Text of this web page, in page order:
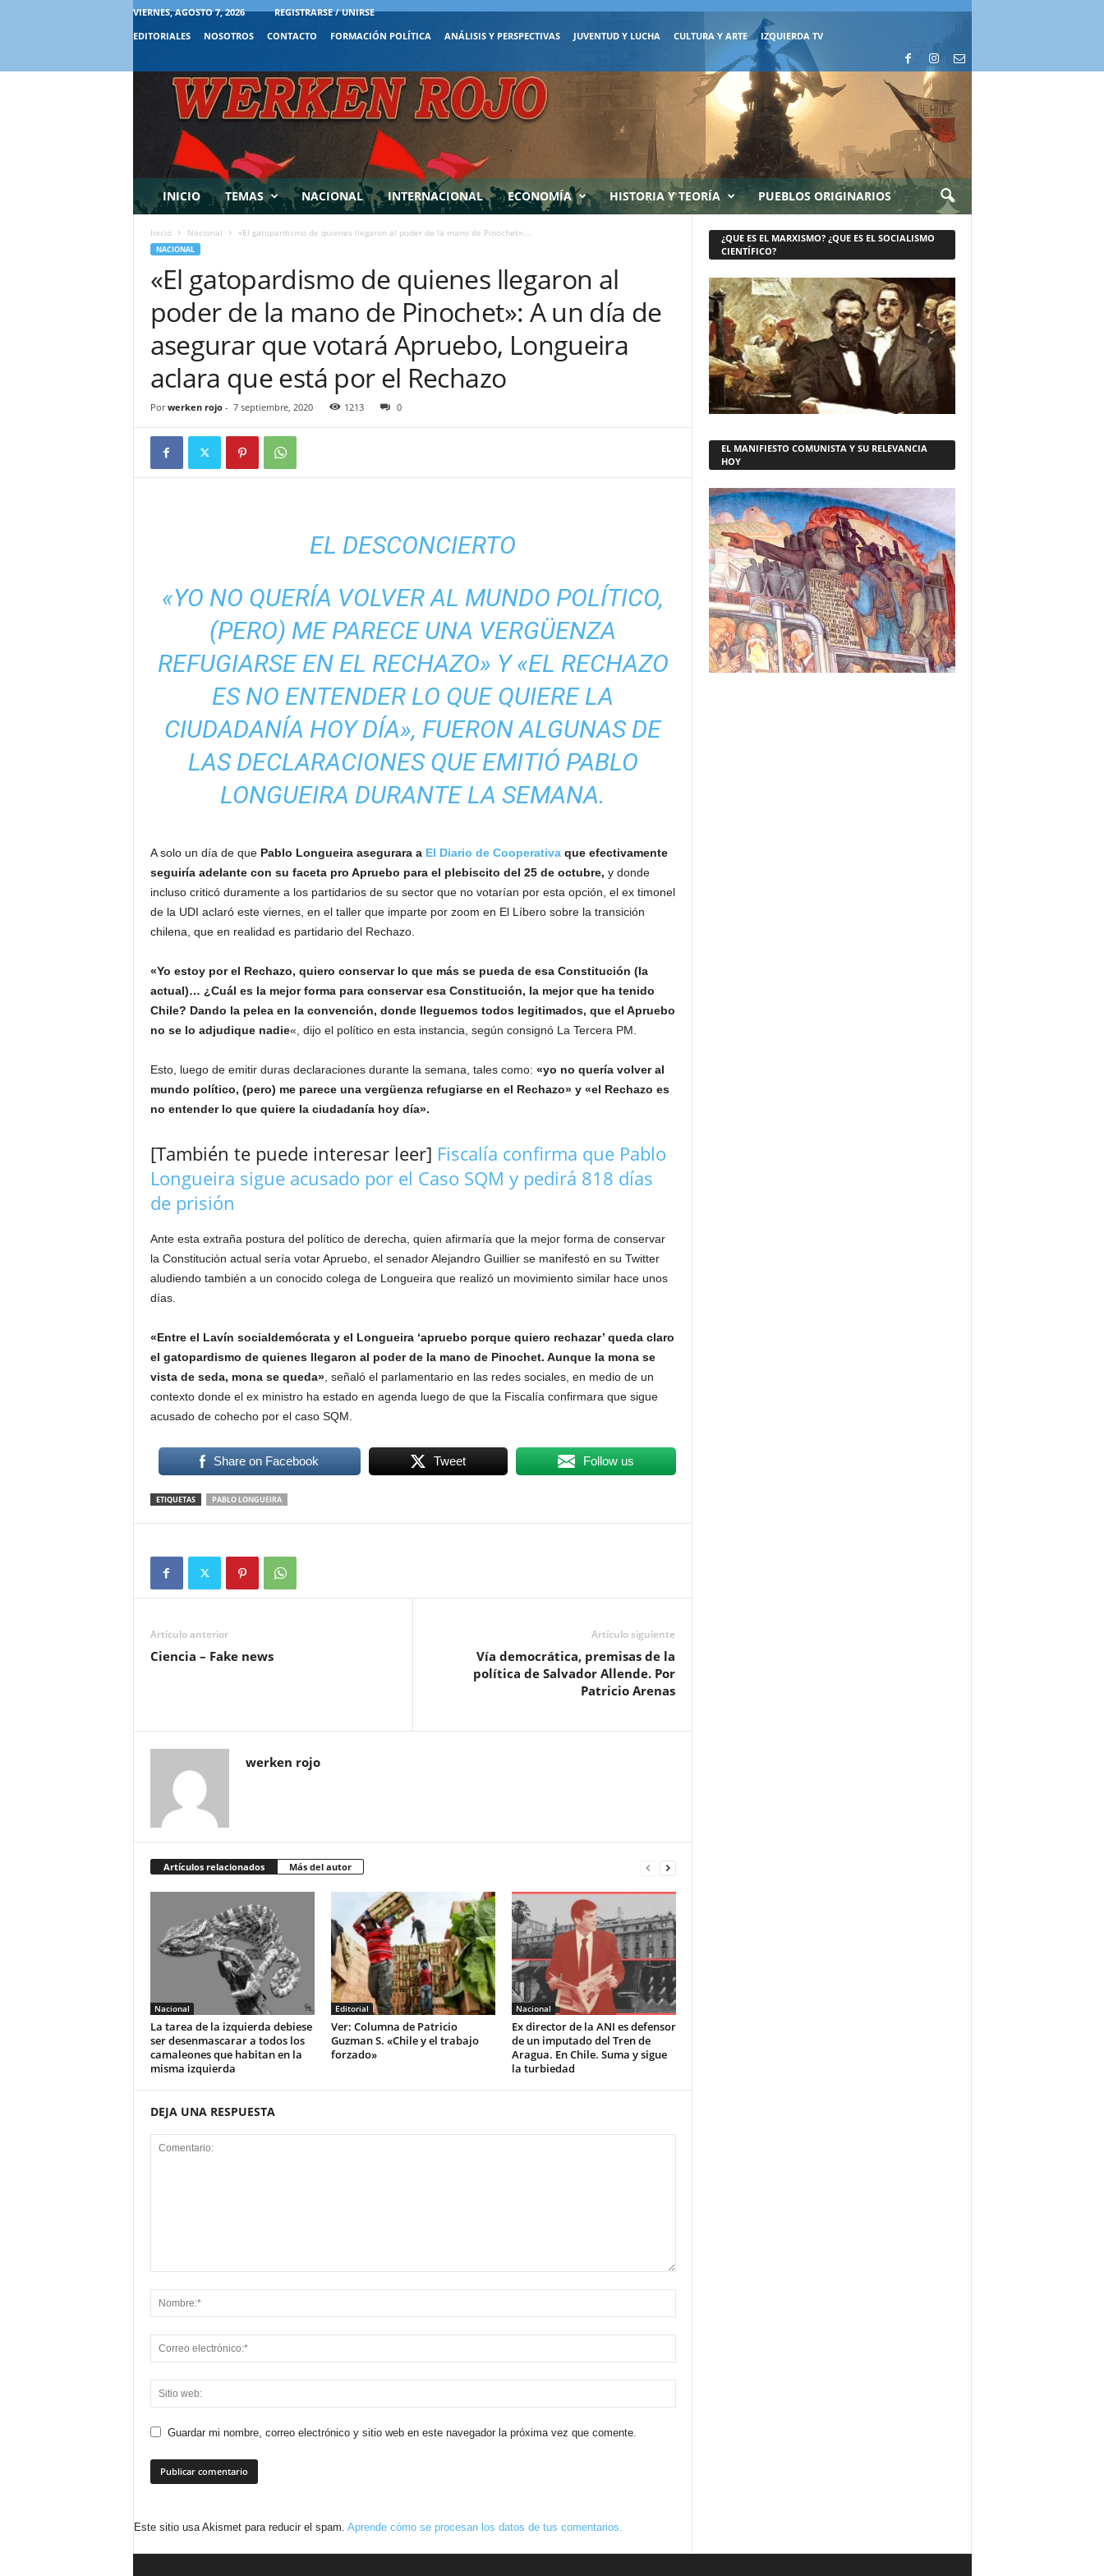
VIERNES, AGOSTO 7, 2026
REGISTRARSE / UNIRSE
EDITORIALES
NOSOTROS CONTACTO FORMACIÓN POLÍTICA ANÁLISIS Y PERSPECTIVAS JUVENTUD Y LUCHA CULTURA Y ARTE IZQUIERDA TV
INICIO TEMAS NACIONAL INTERNACIONAL ECONOMÍA HISTORIA Y TEORÍA PUEBLOS ORIGINARIOS
Inicio Nacional «El gatopardismo de quienes llegaron al poder de la mano de Pinochet»:...
NACIONAL
«El gatopardismo de quienes llegaron al
poder de la mano de Pinochet»: A un día de
asegurar que votará Apruebo, Longueira
aclara que está por el Rechazo
Por werken rojo- 7 septiembre, 2020 1213 0
EL DESCONCIERTO
«YO NO QUERÍA VOLVER AL MUNDO POLÍTICO,
(PERO) ME PARECE UNA VERGÜENZA
REFUGIARSE EN EL RECHAZO» Y «EL RECHAZO
ES NO ENTENDER LO QUE QUIERE LA
CIUDADANÍA HOY DÍA», FUERON ALGUNAS DE
LAS DECLARACIONES QUE EMITIÓ PABLO
LONGUEIRA DURANTE LA SEMANA.
A solo un día de que Pablo Longueira asegurara a El Diario de Cooperativaque efectivamente
seguiría adelante con su faceta pro Apruebo para el plebiscito del 25 de octubre, y donde
incluso criticó duramente a los partidarios de su sector que no votarían por esta opción, el ex timonel
de la UDI aclaró este viernes, en el taller que imparte por zoom en El Líbero sobre la transición
chilena, que en realidad es partidario del Rechazo.
«Yo estoy por el Rechazo, quiero conservar lo que más se pueda de esa Constitución (la
actual)… ¿Cuál es la mejor forma para conservar esa Constitución, la mejor que ha tenido
Chile? Dando la pelea en la convención, donde lleguemos todos legitimados, que el Apruebo
no se lo adjudique nadie«, dijo el político en esta instancia, según consignó La Tercera PM.
Esto, luego de emitir duras declaraciones durante la semana, tales como: «yo no quería volver al
mundo político, (pero) me parece una vergüenza refugiarse en el Rechazo» y «el Rechazo es
no entender lo que quiere la ciudadanía hoy día».
[También te puede interesar leer] Fiscalía confirma que Pablo
Longueira sigue acusado por el Caso SQM y pedirá 818 días
de prisión
Ante esta extraña postura del político de derecha, quien afirmaría que la mejor forma de conservar
la Constitución actual sería votar Apruebo, el senador Alejandro Guillier se manifestó en su Twitter
aludiendo también a un conocido colega de Longueira que realizó un movimiento similar hace unos
días.
«Entre el Lavín socialdemócrata y el Longueira ‘apruebo porque quiero rechazar’ queda claro
el gatopardismo de quienes llegaron al poder de la mano de Pinochet. Aunque la mona se
vista de seda, mona se queda», señaló el parlamentario en las redes sociales, en medio de un
contexto donde el ex ministro ha estado en agenda luego de que la Fiscalía confirmara que sigue
acusado de cohecho por el caso SQM.
Share on Facebook Tweet Follow us
ETIQUETAS PABLO LONGUEIRA
Artículo anterior
Ciencia – Fake news
Artículo siguiente
Vía democrática, premisas de la
política de Salvador Allende. Por
Patricio Arenas
werken rojo
Artículos relacionados Más del autor
Nacional
La tarea de la izquierda debiese
ser desenmascarar a todos los
camaleones que habitan en la
misma izquierda
Editorial
Ver: Columna de Patricio
Guzman S. «Chile y el trabajo
forzado»
Nacional
Ex director de la ANI es defensor
de un imputado del Tren de
Aragua. En Chile. Suma y sigue
la turbiedad
DEJA UNA RESPUESTA
Guardar mi nombre, correo electrónico y sitio web en este navegador la próxima vez que comente.
Este sitio usa Akismet para reducir el spam. Aprende cómo se procesan los datos de tus comentarios.
¿QUE ES EL MARXISMO? ¿QUE ES EL SOCIALISMO
CIENTÍFICO?
EL MANIFIESTO COMUNISTA Y SU RELEVANCIA
HOY